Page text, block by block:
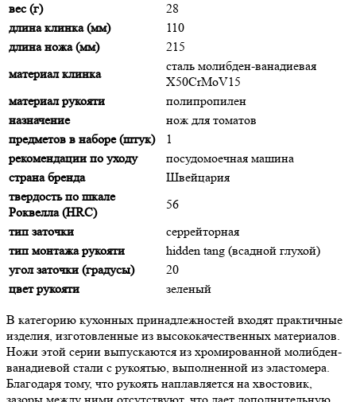
вес (г)
28
длина клинка (мм)
110
длина ножа (мм)
215
материал клинка
сталь молибден-ванадиевая
X50CrMoV15
материал рукояти
полипропилен
назначение
нож для томатов
предметов в наборе (штук)
1
рекомендации по уходу
посудомоечная машина
страна бренда
Швейцария
твердость по шкале
Роквелла (HRC)
56
тип заточки
серрейторная
тип монтажа рукояти
hidden tang (всадной глухой)
угол заточки (градусы)
20
цвет рукояти
зеленый
В категорию кухонных принадлежностей входят практичные
изделия, изготовленные из высококачественных материалов.
Ножи этой серии выпускаются из хромированной молибден-
ванадиевой стали с рукоятью, выполненной из эластомера.
Благодаря тому, что рукоять наплавляется на хвостовик,